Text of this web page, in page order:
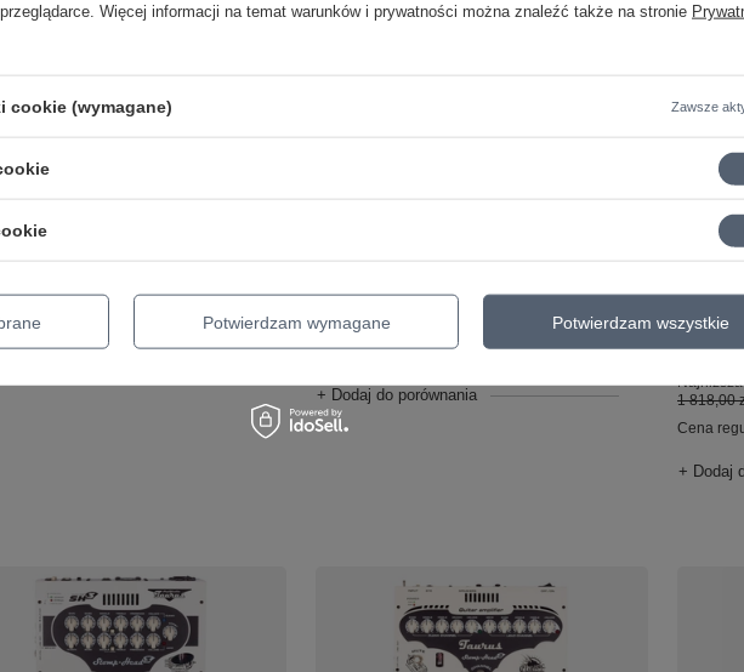
gitarowa FRFR Taurus
zł
do porównania
OEM
266,77 zł
+ Dodaj do porównania
SH3
Engine
1 818,00
Cena
+ Dodaj
Więcej informacji na temat warunków i prywatności można znaleźć także na stronie
cookie (wymagane) Zawsze
Potwierdzam wymagane Potwierdzam wszystkie